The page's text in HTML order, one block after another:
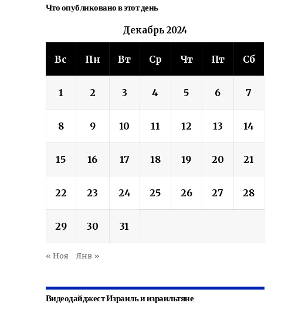
Что опубликовано в этот день
Декабрь 2024
Вс Пн Вт Ср Чт Пт Сб
1 2 3 4 5 6 7
8 9 10 11 12 13 14
15 16 17 18 19 20 21
22 23 24 25 26 27 28
29 30 31
« Ноя Янв »
Видеодайджест Израиль и израильтяне